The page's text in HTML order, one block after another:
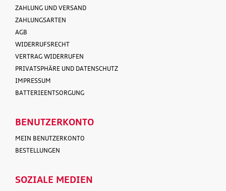
ZAHLUNG UND VERSAND
ZAHLUNGSARTEN
AGB
WIDERRUFSRECHT
VERTRAG WIDERRUFEN
PRIVATSPHÄRE UND DATENSCHUTZ
IMPRESSUM
BATTERIEENTSORGUNG
BENUTZERKONTO
MEIN BENUTZERKONTO
BESTELLUNGEN
SOZIALE MEDIEN